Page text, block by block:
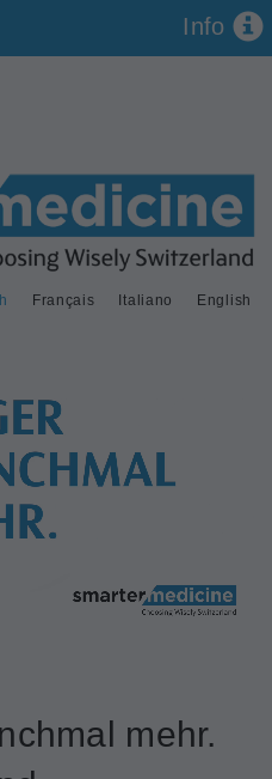
Français Italiano English
Info
mehr.